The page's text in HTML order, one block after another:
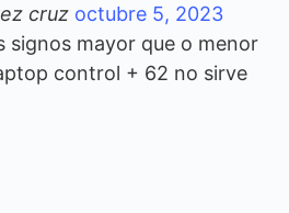
cruz octubre 5, 2023
signos mayor que o menor
control + 62 no sirve